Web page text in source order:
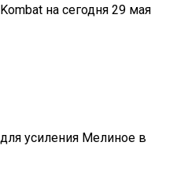
на сегодня 29 мая
усиления Мелиное в